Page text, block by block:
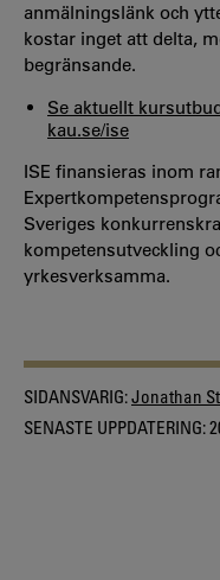
anmälningslänk och
kostar inget att delta,
begränsande.
Se aktuellt
kau.se/ise
ISE finansieras inom
Sveriges
kompetensutveckling
yrkesverksamma.
SIDANSVARIG:Jonathan
SENASTE UPPDATERING: